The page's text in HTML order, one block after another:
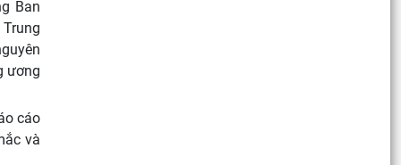
Ban
ương
cáo
và